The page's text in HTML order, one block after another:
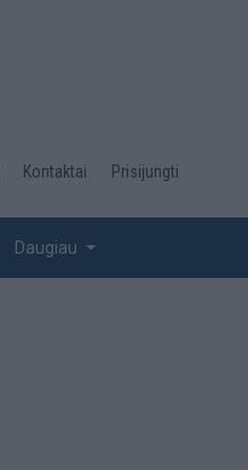
Kontaktai Prisijungti
Daugiau